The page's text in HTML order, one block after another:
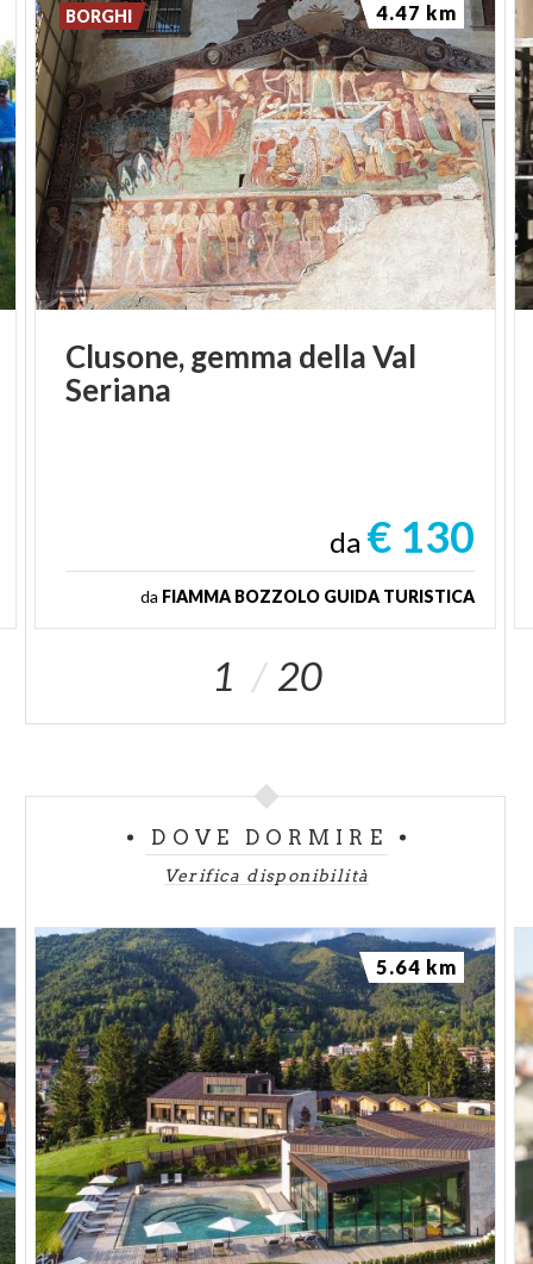
Clusone,gemma dellaVal
Seriana
da € 130
da FIAMMA BOZZOLO GUIDA TURISTICA
BORGHI 4.47 km
1 20
DOVE DORMIRE
Verifica disponibilità
5.64 km